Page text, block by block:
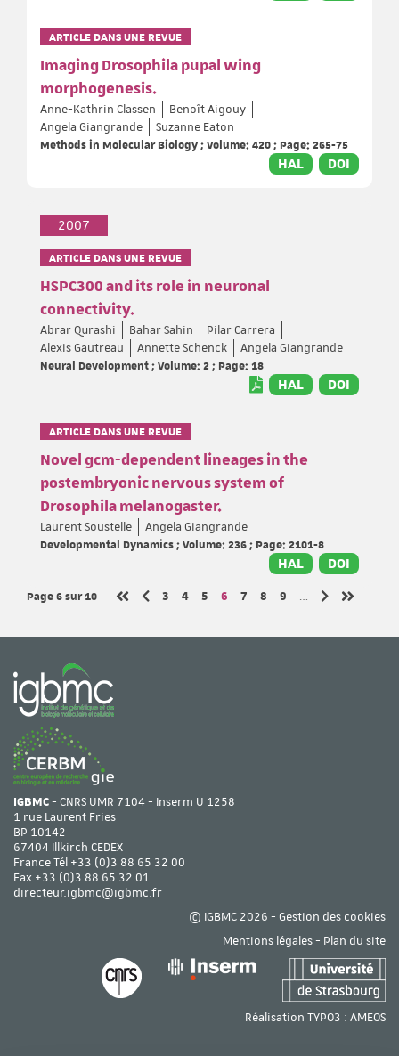
ARTICLE DANS UNE REVUE
Imaging Drosophila pupal wing
morphogenesis.
Anne-Kathrin Classen
Benoît Aigouy
Angela Giangrande
Suzanne Eaton
Methods in Molecular Biology ; Volume: 420 ; Page: 265-75
HAL DOI
2007
ARTICLE DANS UNE REVUE
HSPC300 and its role in neuronal
connectivity.
Abrar Qurashi Bahar Sahin
Pilar Carrera
Alexis Gautreau
Annette Schenck
Angela Giangrande
Neural Development ; Volume: 2 ; Page: 18
HAL DOI
ARTICLE DANS UNE REVUE
Novel gcm-dependent lineages in the
postembryonic nervous system of
Drosophila melanogaster.
Laurent Soustelle
Angela Giangrande
Developmental Dynamics ; Volume: 236 ; Page: 2101-8
HAL DOI
Page 6sur 10
Page
3 Page
4 Page
5 Page
6 Page
7 Page
8 Page
9
…
IGBMC- CNRS UMR 7104 - Inserm U 1258
1 rue Laurent Fries
BP 10142
67404 Illkirch CEDEX
France Tél +33 (0)3 88 65 32 00
Fax +33 (0)3 88 65 32 01
directeur.igbmc@igbmc.fr
© IGBMC 2026 - Gestion des cookies
Mentions légales- Plan du site
Réalisation TYPO3 : AMEOS